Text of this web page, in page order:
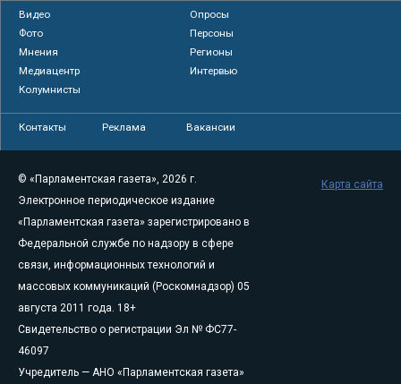
Видео
Опросы
Фото
Персоны
Мнения
Регионы
Медиацентр
Интервью
Колумнисты
Контакты Реклама Вакансии
© «Парламентская газета», 2026 г.
Электронное периодическое издание
«Парламентская газета» зарегистрировано в
Федеральной службе по надзору в сфере
связи, информационных технологий и
массовых коммуникаций (Роскомнадзор) 05
августа 2011 года. 18+
Свидетельство о регистрации Эл № ФС77-
46097
Учредитель — АНО «Парламентская газета»
Карта сайта